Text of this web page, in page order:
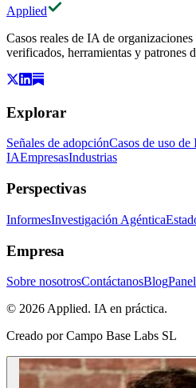
Applied
Casos reales de IA de
verificados, herramientas y patrones
Explorar
Señales de adopciónCasos de uso de
IAEmpresasIndustrias
Perspectivas
InformesInvestigación Agéntica
Empresa
Sobre nosotrosContáctanosBlog
© 2026 Applied. IA en práctica.
Creado por Campo Base Labs SL